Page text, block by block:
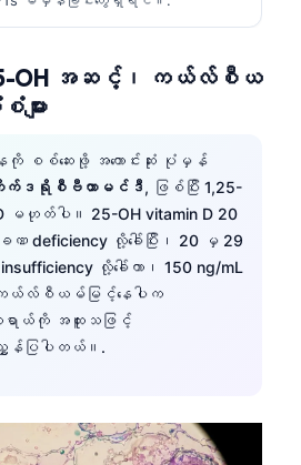
OH အဆင့်၊ ကယ်လ်စီယ
ျား
ကို စစ်ဆေးဖို့ အကောင်းဆုံး ပုံမှန်
က်ဒရိုစီဗီတာမင်ဒီ, ဖြစ်ပြီး 1,25-
မဟုတ်ပါ။ 25-OH vitamin D 20
ဏ deficiency လို့ခေါ်ပြီး၊ 20 မှ 29
လို့ခေါ်ကာ၊ 150 ng/mL
လ်စီယမ်မြင့်နေပါက
ယ်ကို အထူးသဖြင့်
န်ပြပါတယ်။.